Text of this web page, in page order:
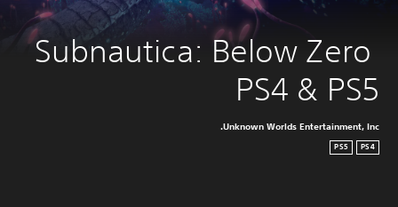
Subnautica: Below Zero
PS4 & PS5
Unknown Worlds Entertainment, Inc.
PS4
PS5